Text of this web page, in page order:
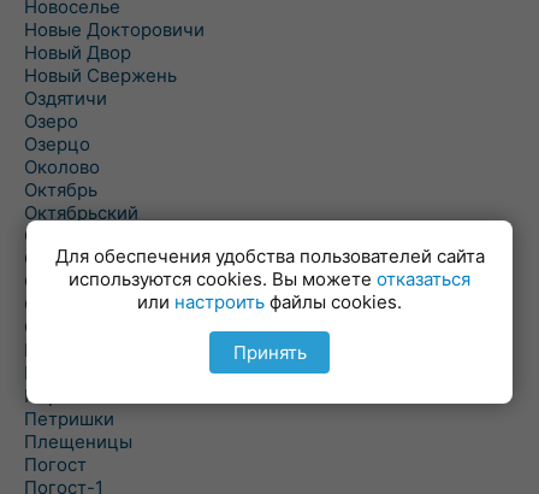
Новоселье
Новые Докторовичи
Новый Двор
Новый Свержень
Оздятичи
Озеро
Озерцо
Околово
Октябрь
Октябрьский
Олехновичи
Омговичи
Оношки
Осовец
Острошицкий Городок
Пасека
Пастовичи
Першаи
Петришки
Плещеницы
Погост
Погост-1
Для обеспечения удобства пользователей сайта
используются cookies. Вы можете отказаться
или настроить файлы cookies.
Принять